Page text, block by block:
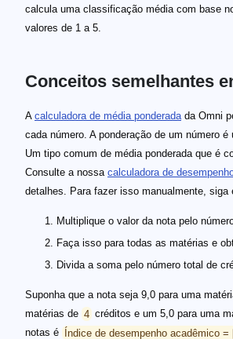
calcula uma classificação média com base
valores de 1 a 5.
Conceitos semelhantes
A calculadora de média ponderadada Omni
cada número. A ponderação de um número
Um tipo comum de média ponderada que é
Consulte a nossa calculadora de
detalhes. Para fazer isso manualmente, siga
Multiplique o valor da nota pelo
Faça isso para todas as matérias e
Divida a soma pelo número total de
Suponha que a nota seja 9,0 para uma
matérias de 4 créditos e um 5,0 para uma
notas é Índice de desempenho acadêmico =